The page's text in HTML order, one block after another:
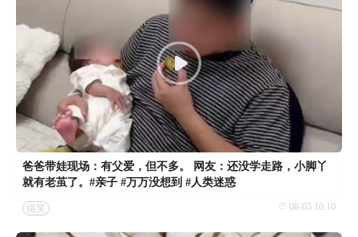
爸爸带娃现场：有父爱，但不多。 网友：还没学走路，小脚丫
就有老茧了。#亲子 #万万没想到 #人类迷惑
搞笑 08-05 10:10